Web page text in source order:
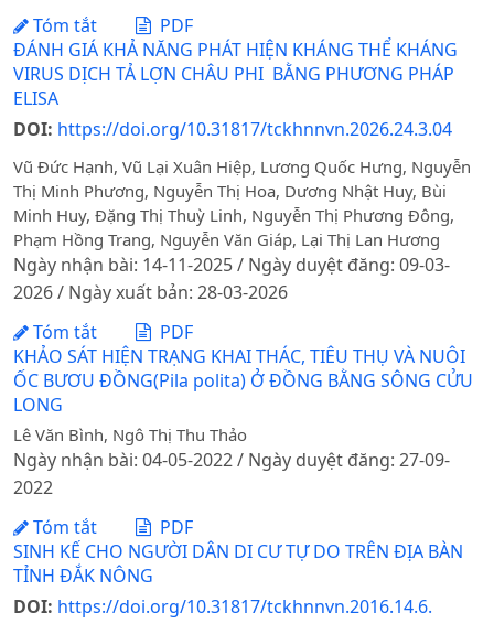
Tóm tắt
PDF
ĐÁNH GIÁ KHẢ NĂNG PHÁT HIỆN KHÁNG THỂ KHÁNG
VIRUS DỊCH TẢ LỢN CHÂU PHI BẰNG PHƯƠNG PHÁP
ELISA
DOI: https://doi.org/10.31817/tckhnnvn.2026.24.3.04
Vũ Đức Hạnh, Vũ Lại Xuân Hiệp, Lương Quốc Hưng, Nguyễn
Thị Minh Phương, Nguyễn Thị Hoa, Dương Nhật Huy, Bùi
Minh Huy, Đặng Thị Thuỳ Linh, Nguyễn Thị Phương Đông,
Phạm Hồng Trang, Nguyễn Văn Giáp, Lại Thị Lan Hương
Ngày nhận bài: 14-11-2025 / Ngày duyệt đăng: 09-03-
2026 / Ngày xuất bản: 28-03-2026
Tóm tắt
PDF
KHẢO SÁT HIỆN TRẠNG KHAI THÁC, TIÊU THỤ VÀ NUÔI
ỐC BƯƠU ĐỒNG(Pila polita) Ở ĐỒNG BẰNG SÔNG CỬU
LONG
Lê Văn Bình, Ngô Thị Thu Thảo
Ngày nhận bài: 04-05-2022 / Ngày duyệt đăng: 27-09-
2022
Tóm tắt
PDF
SINH KẾ CHO NGƯỜI DÂN DI CƯ TỰ DO TRÊN ĐỊA BÀN
TỈNH ĐẮK NÔNG
DOI: https://doi.org/10.31817/tckhnnvn.2016.14.6.